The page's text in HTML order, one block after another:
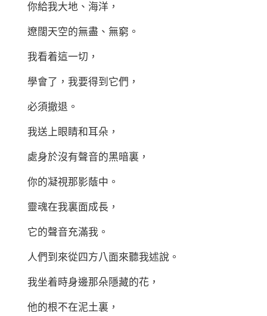
你給我大地、海洋，
遼闊天空的無盡、無窮。
我看着這一切，
學會了，我要得到它們，
必須撤退。
我送上眼睛和耳朵，
處身於沒有聲音的黑暗裏，
你的凝視那影蔭中。
靈魂在我裏面成長，
它的聲音充滿我。
人們到來從四方八面來聽我述說。
我坐着時身邊那朵隱藏的花，
他的根不在泥土裏，